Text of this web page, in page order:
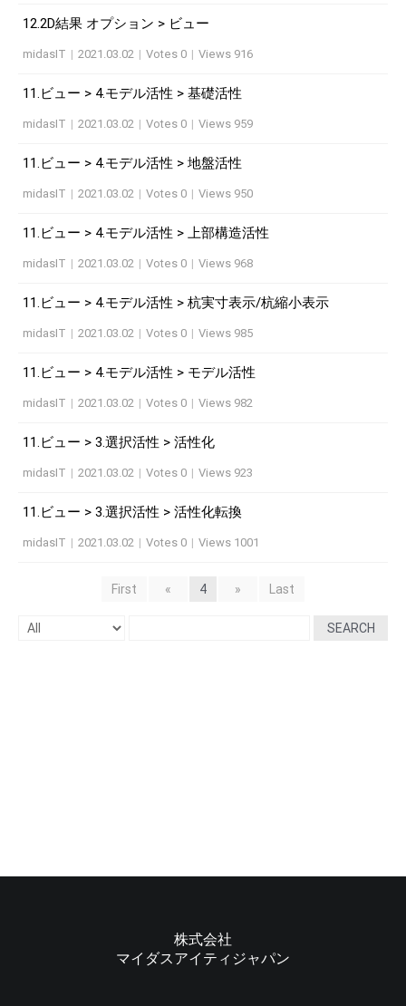
12.2D結果 オプション > ビュー
midasIT | 2021.03.02 | Votes 0 | Views 916
11.ビュー > 4.モデル活性 > 基礎活性
midasIT | 2021.03.02 | Votes 0 | Views 959
11.ビュー > 4.モデル活性 > 地盤活性
midasIT | 2021.03.02 | Votes 0 | Views 950
11.ビュー > 4.モデル活性 > 上部構造活性
midasIT | 2021.03.02 | Votes 0 | Views 968
11.ビュー > 4.モデル活性 > 杭実寸表示/杭縮小表示
midasIT | 2021.03.02 | Votes 0 | Views 985
11.ビュー > 4.モデル活性 > モデル活性
midasIT | 2021.03.02 | Votes 0 | Views 982
11.ビュー > 3.選択活性 > 活性化
midasIT | 2021.03.02 | Votes 0 | Views 923
11.ビュー > 3.選択活性 > 活性化転換
midasIT | 2021.03.02 | Votes 0 | Views 1001
First « 4 » Last
SEARCH
株式会社
マイダスアイティジャパン